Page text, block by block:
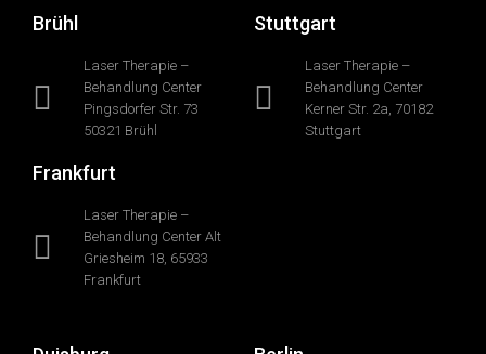
Brühl
Laser Therapie –
Behandlung Center
Pingsdorfer Str. 73
50321 Brühl
Stuttgart
Laser Therapie –
Behandlung Center
Kerner Str. 2a, 70182
Stuttgart
Frankfurt
Laser Therapie –
Behandlung Center Alt
Griesheim 18, 65933
Frankfurt